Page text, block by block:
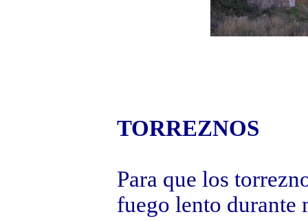
TORREZNOS
Para que los
fuego lento durante